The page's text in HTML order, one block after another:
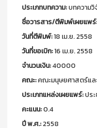
ประเภทบทความ:บทความวิ
ชื่อวารสาร/ตีพิมพ์เผยแพร์:
วันที่ตีพิมพ์:18 เม.ย. 2558
วันที่ขอเบิก:16 เม.ย. 2558
จำนวนเงิน:40000
คณะ:คณะมนุษยศาสตร์แ
ประเภทแหล่งเผยแพร์:ปร
คะแนน:0.4
ปี พ.ศ.:2558